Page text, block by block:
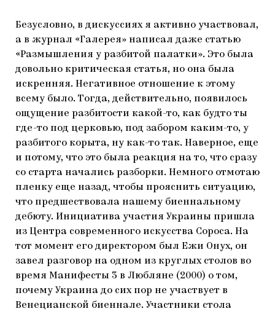
Безусловно, в дискуссиях я активно участвовал,
а в журнал «Галерея» написал даже статью
«Размышления у разбитой палатки». Это была
довольно критическая статья, но она была
искренняя. Негативное отношение к этому
всему было. Тогда, действительно, появилось
ощущение разбитости какой-то, как будто ты
где-то под церковью, под забором каким-то, у
разбитого корыта, ну как-то так. Наверное, еще
и потому, что это была реакция на то, что сразу
со старта начались разборки. Немного отмотаю
пленку еще назад, чтобы прояснить ситуацию,
что предшествовала нашему биеннальному
дебюту. Инициатива участия Украины пришла
из Центра современного искусства Сороса. На
тот момент его директором был Ежи Онух, он
завел разговор на одном из круглых столов во
время Манифесты 3 в Любляне (2000) о том,
почему Украина до сих пор не участвует в
Венецианской биеннале. Участники стола